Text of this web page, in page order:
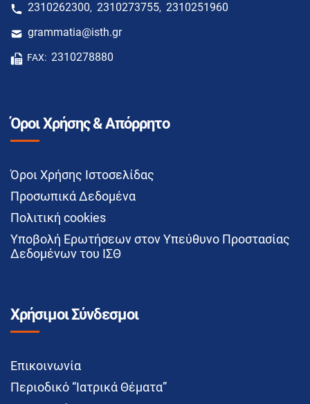
2310262300, 2310273755, 2310251960
grammatia@isth.gr
FAX: 2310278880
Όροι Χρήσης & Απόρρητο
Όροι Χρήσης Ιστοσελίδας
Προσωπικά Δεδομένα
Πολιτική cookies
Υποβολή Ερωτήσεων στον Υπεύθυνο Προστασίας
Δεδομένων του ΙΣΘ
Χρήσιμοι Σύνδεσμοι
Επικοινωνία
Περιοδικό “Ιατρικά Θέματα”